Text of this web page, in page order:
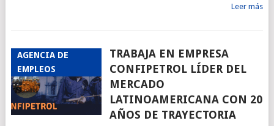
Leer más
AGENCIA DE
EMPLEOS
TRABAJA EN EMPRESA
CONFIPETROL LÍDER DEL
MERCADO
LATINOAMERICANA CON 20
AÑOS DE TRAYECTORIA